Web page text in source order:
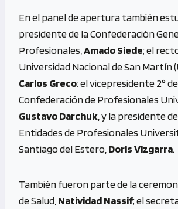
En el panel de apertura también
presidente de la Confederación
Profesionales, Amado Siede; el
Universidad Nacional de San Martín
Carlos Greco; el vicepresidente 2°
Confederación de Profesionales
Gustavo Darchuk , y la presidente
Entidades de Profesionales
Santiago del Estero, Doris Vizgarra.
También fueron parte de la
de Salud, Natividad Nassif; el